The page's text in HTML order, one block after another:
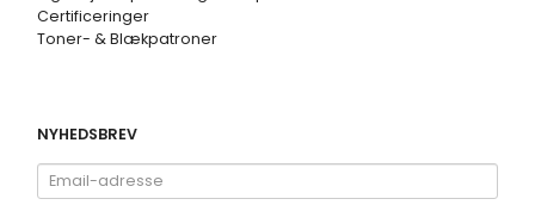
Certificeringer
Toner- & Blækpatroner
NYHEDSBREV
Email-
adresse